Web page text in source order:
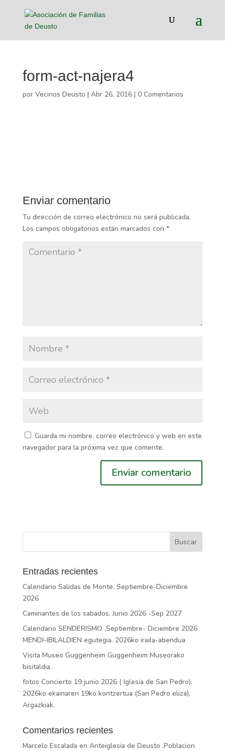
form-act-najera4
por Vecinos Deusto | Abr 26, 2016| 0 Comentarios
Enviar comentario
Tu dirección de correo electrónico no será publicada.
Los campos obligatorios están marcados con *
Guarda mi nombre, correo electrónico y web en este
navegador para la próxima vez que comente.
Entradas recientes
Calendario Salidas de Monte. Septiembre-Diciembre
2026
Caminantes de los sabados. Junio 2026 -Sep 2027
Calendario SENDERISMO .Septiembre- Diciembre 2026
MENDI-IBILALDIEN egutegia. 2026ko iraila-abendua
Visita Museo Guggenheim Guggenheim Museorako
bisitaldia.
fotos Concierto 19 junio 2026 ( Iglesia de San Pedro).
2026ko ekainaren 19ko kontzertua (San Pedro eliza).
Argazkiak.
Comentarios recientes
Marcelo Escalada en Anteiglesia de Deusto .Poblacion